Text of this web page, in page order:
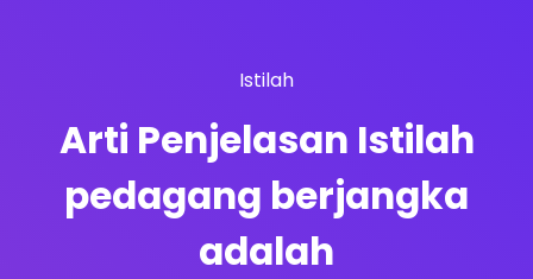
Istilah
Arti Penjelasan Istilah
pedagang berjangka
adalah